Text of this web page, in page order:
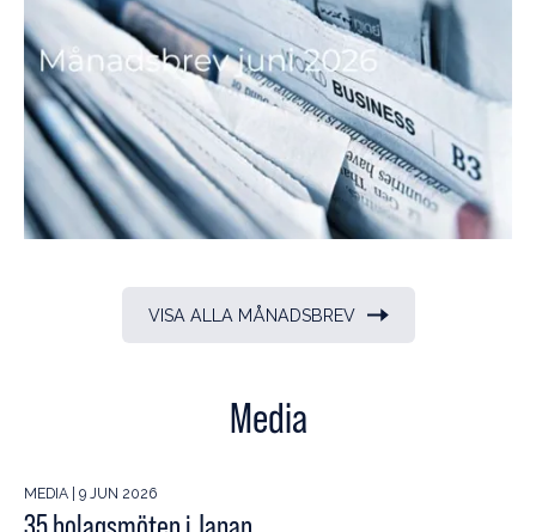
VISA ALLA MÅNADSBREV
Media
MEDIA | 9 JUN 2026